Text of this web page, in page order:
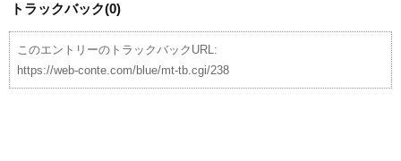
トラックバック(0)
このエントリーのトラックバックURL:
https://web-conte.com/blue/mt-tb.cgi/238